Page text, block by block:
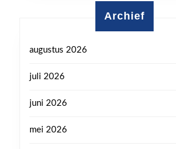
Archief
augustus 2026
juli 2026
juni 2026
mei 2026